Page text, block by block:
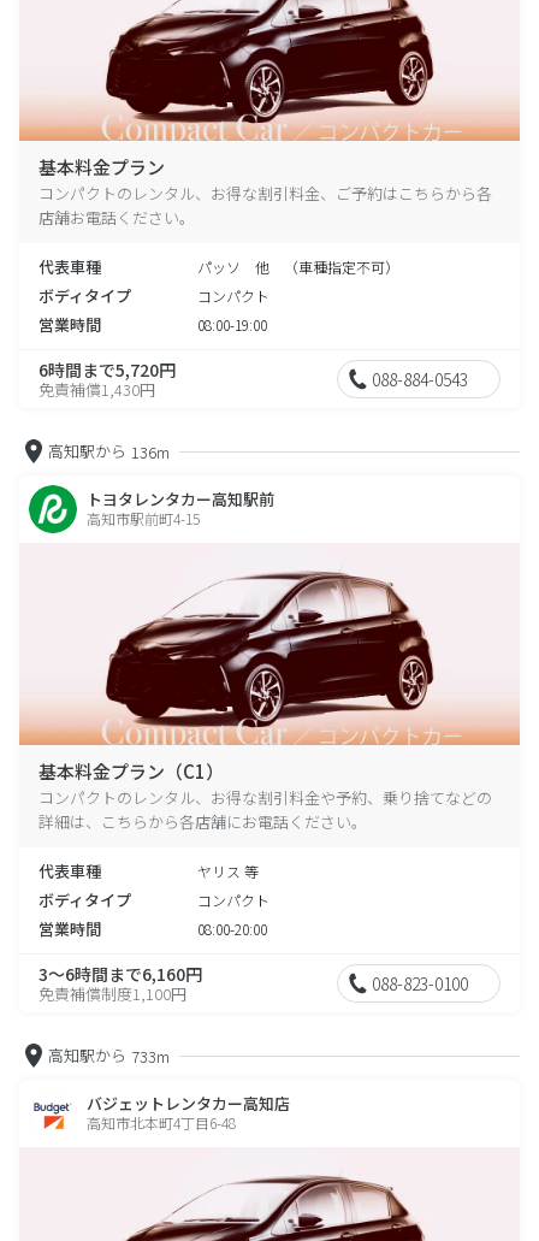
基本料金プラン
コンパクトのレンタル、お得な割引料金、ご予約はこちらから各
店舗お電話ください。
代表車種 パッソ 他 （車種指定不可）
ボディタイプ コンパクト
営業時間 08:00-19:00
6時間まで5,720円
免責補償1,430円 088-884-0543
高知駅から 136m
トヨタレンタカー高知駅前
高知市駅前町4-15
基本料金プラン（C1）
コンパクトのレンタル、お得な割引料金や予約、乗り捨てなどの
詳細は、こちらから各店舗にお電話ください。
代表車種 ヤリス 等
ボディタイプ コンパクト
営業時間 08:00-20:00
3～6時間まで6,160円
免責補償制度1,100円 088-823-0100
高知駅から 733m
バジェットレンタカー高知店
高知市北本町4丁目6-48